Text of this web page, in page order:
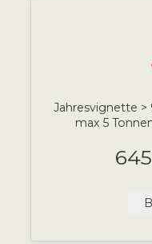
Jahresvignette >
max 5